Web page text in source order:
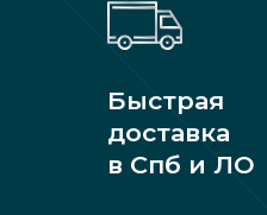
Быстрая
доставка
в Спб и ЛО